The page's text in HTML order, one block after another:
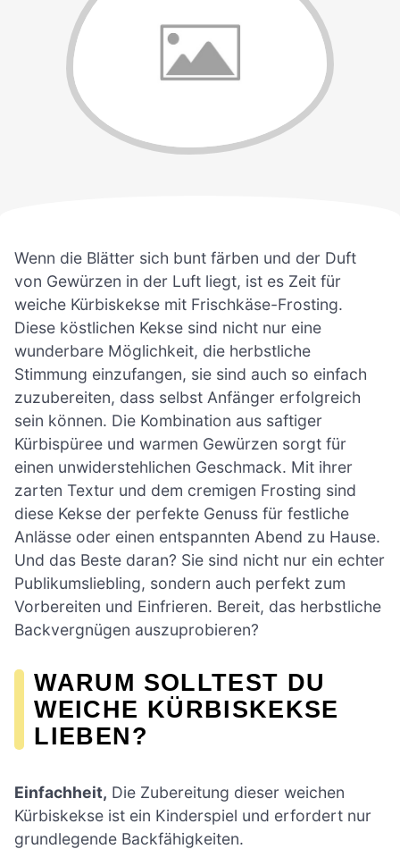
Wenn die Blätter sich bunt färben und der Duft
von Gewürzen in der Luft liegt, ist es Zeit für
weiche Kürbiskekse mit Frischkäse-Frosting.
Diese köstlichen Kekse sind nicht nur eine
wunderbare Möglichkeit, die herbstliche
Stimmung einzufangen, sie sind auch so einfach
zuzubereiten, dass selbst Anfänger erfolgreich
sein können. Die Kombination aus saftiger
Kürbispüree und warmen Gewürzen sorgt für
einen unwiderstehlichen Geschmack. Mit ihrer
zarten Textur und dem cremigen Frosting sind
diese Kekse der perfekte Genuss für festliche
Anlässe oder einen entspannten Abend zu Hause.
Und das Beste daran? Sie sind nicht nur ein echter
Publikumsliebling, sondern auch perfekt zum
Vorbereiten und Einfrieren. Bereit, das herbstliche
Backvergnügen auszuprobieren?
WARUM SOLLTEST DU
WEICHE KÜRBISKEKSE
LIEBEN?
Einfachheit, Die Zubereitung dieser weichen
Kürbiskekse ist ein Kinderspiel und erfordert nur
grundlegende Backfähigkeiten.